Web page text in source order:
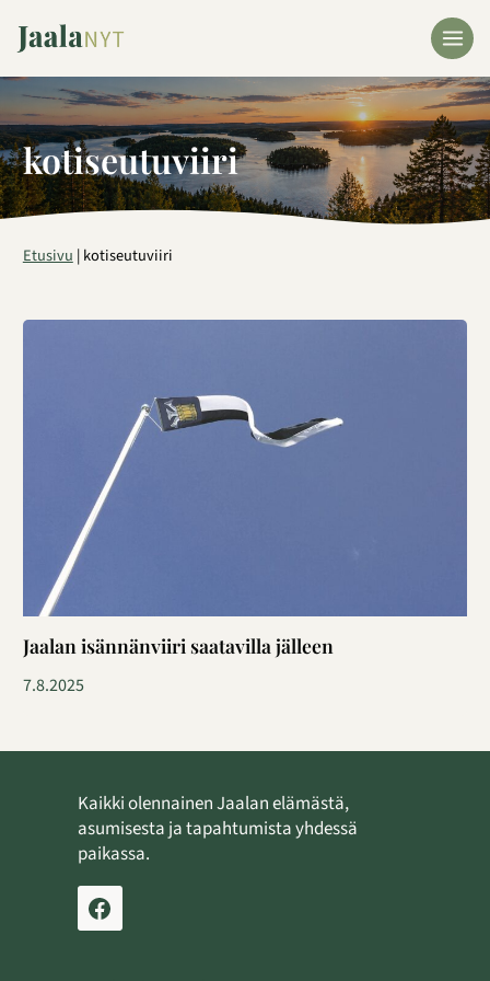
sisältöön
kotiseutuviiri
Etusivu|kotiseutuviiri
Jaalan isännänviiri saatavilla jälleen
7.8.2025
Kaikki olennainen Jaalan elämästä,
asumisesta ja tapahtumista yhdessä
paikassa.